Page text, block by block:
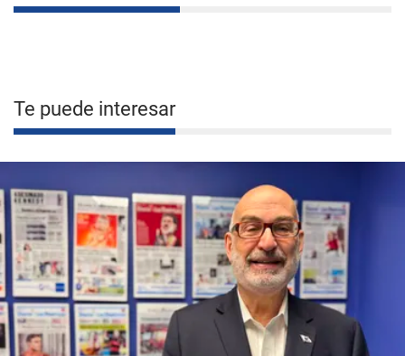
Te puede interesar